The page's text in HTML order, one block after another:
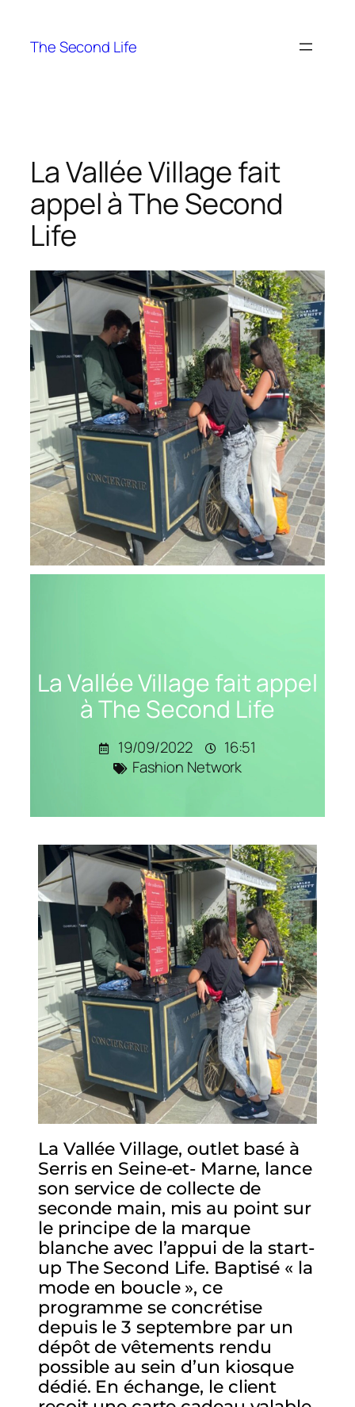
The Second Life
La Vallée Village fait
appel à The Second
Life
La Vallée Village fait appel
à The Second Life
19/09/2022
16:51
Fashion Network
La Vallée Village, outlet basé à
Serris en Seine-et- Marne, lance
son service de collecte de
seconde main, mis au point sur
le principe de la marque
blanche avec l’appui de la start-
up The Second Life. Baptisé « la
mode en boucle », ce
programme se concrétise
depuis le 3 septembre par un
dépôt de vêtements rendu
possible au sein d’un kiosque
dédié. En échange, le client